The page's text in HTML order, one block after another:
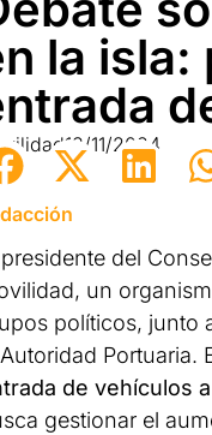
la isla:
13/11/2024
del
un
políticos, junto
Portuaria.
de vehículos
gestionar el